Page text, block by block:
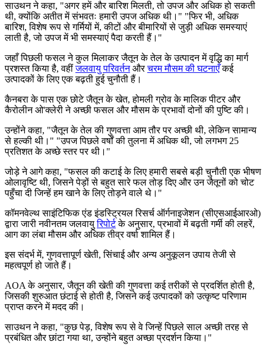
साउथन ने कहा, "अगर हमें और बारिश मिलती, तो उपज और अधिक हो सकती
थी, क्योंकि अतीत में संभवतः हमारी उपज अधिक थी।" "फिर भी, अधिक
बारिश, विशेष रूप से गर्मियों में, कीटों और बीमारियों से जुड़ी अधिक समस्याएं
लाती है, जो उपज में भी समस्याएं पैदा करती हैं।"
जहाँ पिछली फसल ने कुल मिलाकर जैतून के तेल के उत्पादन में वृद्धि का मार्ग
प्रशस्त किया है, वहींजलवायु परिवर्तनऔरचरम मौसम की घटनाएँकई
उत्पादकों के लिए एक बढ़ती हुई चुनौती हैं।
कैनबरा के पास एक छोटे जैतून के खेत, होमली ग्रोव के मालिक पीटर और
कैरोलीन ओ'क्लेरी ने अच्छी फसल और मौसम के प्रभावों दोनों की पुष्टि की।
उन्होंने कहा, "जैतून के तेल की गुणवत्ता आम तौर पर अच्छी थी, लेकिन सामान्य
से हल्की थी।" "उपज पिछले वर्षों की तुलना में अधिक थी, जो लगभग 25
प्रतिशत के अच्छे स्तर पर थी।"
जोड़े ने आगे कहा, "फसल की कटाई के लिए हमारी सबसे बड़ी चुनौती एक भीषण
ओलावृष्टि थी, जिसने पेड़ों से बहुत सारे फल तोड़ दिए और उन जैतूनों को चोट
पहुँचा दी जिन्हें हम खाने के लिए तोड़ने वाले थे।"
कॉमनवेल्थ साइंटिफिक एंड इंडस्ट्रियल रिसर्च ऑर्गनाइजेशन (सीएसआईआरओ)
द्वारा जारी नवीनतम जलवायुरिपोर्टके अनुसार, प्रभावों में बढ़ती गर्मी की लहरें,
आग का लंबा मौसम और अधिक तीव्र वर्षा शामिल हैं।
इस संदर्भ में, गुणवत्तापूर्ण खेती, सिंचाई और अन्य अनुकूलन उपाय तेजी से
महत्वपूर्ण हो जाते हैं।
AOA के अनुसार, जैतून की खेती की गुणवत्ता कई तरीकों से प्रदर्शित होती है,
जिसकी शुरुआत छंटाई से होती है, जिसने कई उत्पादकों को उत्कृष्ट परिणाम
प्राप्त करने में मदद की।
साउथन ने कहा, "कुछ पेड़, विशेष रूप से वे जिन्हें पिछले साल अच्छी तरह से
प्रबंधित और छांटा गया था, उन्होंने बहुत अच्छा प्रदर्शन किया।"